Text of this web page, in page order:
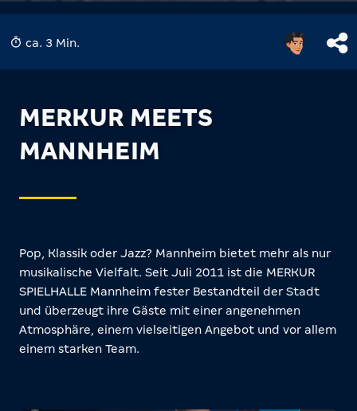
ca. 3 Min.
MERKUR MEETS
MANNHEIM
Pop, Klassik oder Jazz? Mannheim bietet mehr als nur
musikalische Vielfalt. Seit Juli 2011 ist die MERKUR
SPIELHALLE Mannheim fester Bestandteil der Stadt
und überzeugt ihre Gäste mit einer angenehmen
Atmosphäre, einem vielseitigen Angebot und vor allem
einem starken Team.